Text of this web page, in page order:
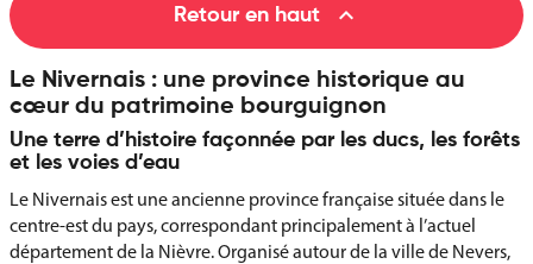
Retour en haut 
Le Nivernais : une province historique au
cœur du patrimoine bourguignon
Une terre d’histoire façonnée par les ducs, les forêts
et les voies d’eau
Le Nivernais est une ancienne province française située dans le
centre-est du pays, correspondant principalement à l’actuel
département de la Nièvre. Organisé autour de la ville de Nevers,